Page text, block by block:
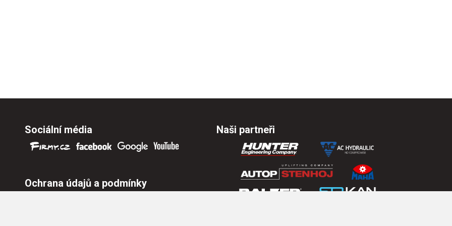
Sociální média
Ochrana údajů a podmínky
Naši partneři